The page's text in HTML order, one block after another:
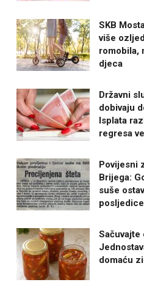
SKB
više
romobila,
djeca
Državni
dobivaju
Isplata
regresa
Povijesni
Brijega:
suše
Sačuvajte
domaću